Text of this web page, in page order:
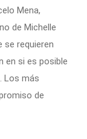
Mena,
de Michelle
se requieren
en si es posible
Los más
de